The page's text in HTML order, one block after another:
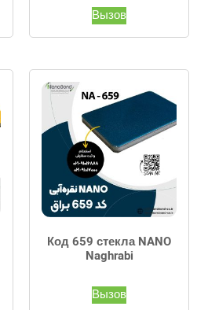
Вызов
Код 659 стекла NANO
Naghrabi
Вызов